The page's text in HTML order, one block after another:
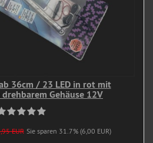
36cm / 23 LED in rot mit
Gehäuse 12V
EUR Sie sparen 31.7% (6,00 EUR)